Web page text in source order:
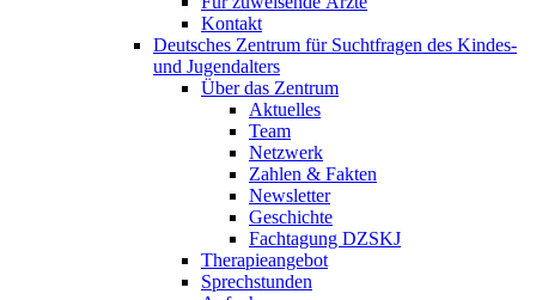
Kontakt
Deutsches Zentrum für Suchtfragen des Kindes-
und Jugendalters
Über das Zentrum
Aktuelles
Team
Netzwerk
Zahlen & Fakten
Newsletter
Geschichte
Fachtagung DZSKJ
Therapieangebot
Sprechstunden